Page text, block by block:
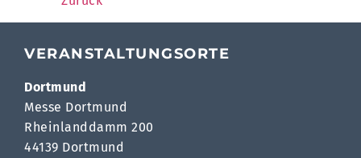
VERANSTALTUNGSORTE
Dortmund
Messe Dortmund
Rheinlanddamm 200
44139 Dortmund